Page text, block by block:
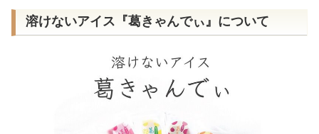
溶けないアイス『葛きゃんでぃ』について